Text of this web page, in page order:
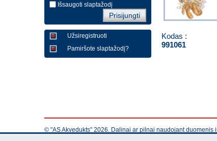
Išsaugoti slaptažodį
Užsiregistruoti
Pamiršote slaptažodį?
Kodas :
991061
© "AS Akvedukts" 2026. Dalinai ar pilnai naudojant duomenis